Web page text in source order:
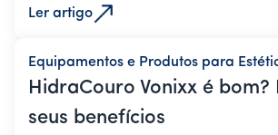
Ler artigo
Equipamentos e Produtos para
HidraCouro Vonixx é bom?
seus benefícios